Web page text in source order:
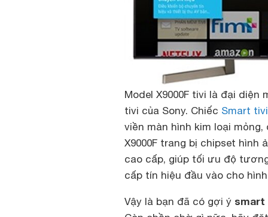
Model X9000F tivi là đại
tivi của Sony. Chiếc Smart tivi
viền màn hình kim loại
X9000F trang bị chipset hình
cao cấp, giúp tối ưu độ
cấp tín hiệu đầu vào cho
Vậy là bạn đã có gợi ý smart